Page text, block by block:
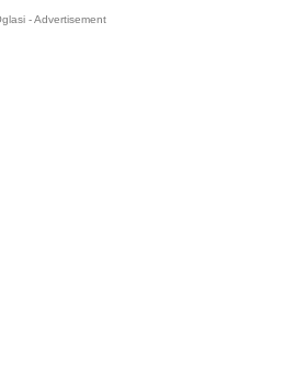
- Advertisement